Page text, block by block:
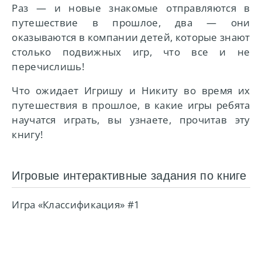
Раз — и новые знакомые отправляются в
путешествие в прошлое, два — они
оказываются в компании детей, которые знают
столько подвижных игр, что все и не
перечислишь!
Что ожидает Игришу и Никиту во время их
путешествия в прошлое, в какие игры ребята
научатся играть, вы узнаете, прочитав эту
книгу!
Игровые интерактивные задания по книге
Игра «Классификация» #1